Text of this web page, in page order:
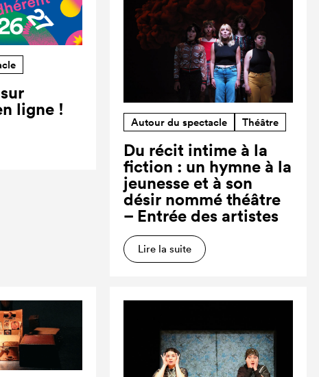
ligne !
Autour du spectacle Théâtre
Du récit intime à la
fiction : un hymne à la
jeunesse et à son
désir nommé théâtre
– Entrée des artistes
Lire la suite